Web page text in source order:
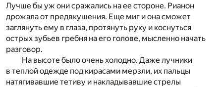
Лучше бы уж они сражались на ее стороне. Рианон
дрожала от предвкушения. Еще миг и она сможет
заглянуть ему в глаза, протянуть руку и коснуться
острых зубьев гребня на его голове, мысленно начать
разговор.
На высоте было очень холодно. Даже лучники
в теплой одежде под кирасами мерзли, их пальцы
натягивавшие тетиву и накладывавшие стрелы